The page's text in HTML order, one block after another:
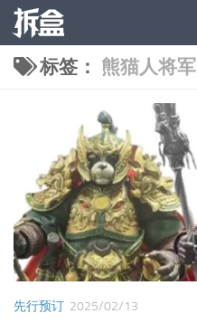
跳至内容
标签： 熊猫人将军
先行预订 2025/02/13